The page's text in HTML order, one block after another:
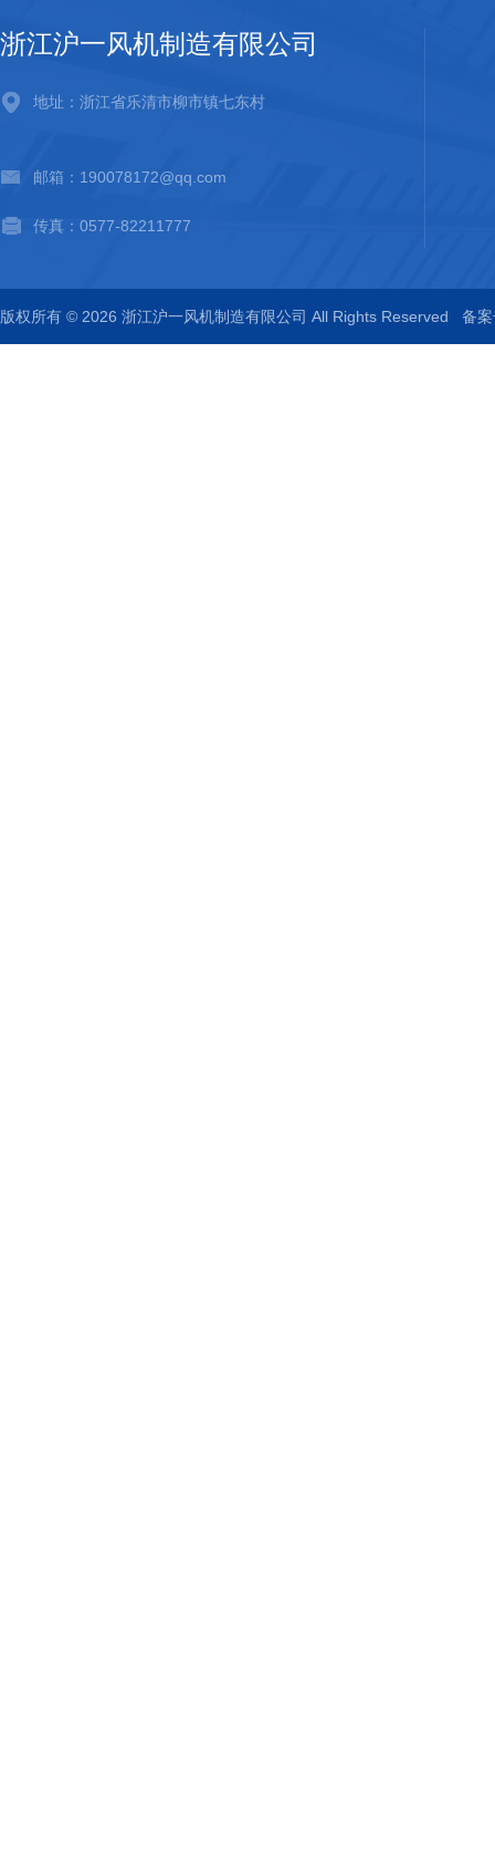
浙江沪一风机制造有限公司
地址：浙江省乐清市柳市镇七东村
邮箱：190078172@qq.com
传真：0577-82211777
版权所有 © 2026 浙江沪一风机制造有限公司 All Rights Reserved 备